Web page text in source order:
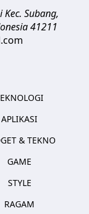
Kec. Subang,
41211
APLIKASI
& TEKNO
GAME
STYLE
RAGAM